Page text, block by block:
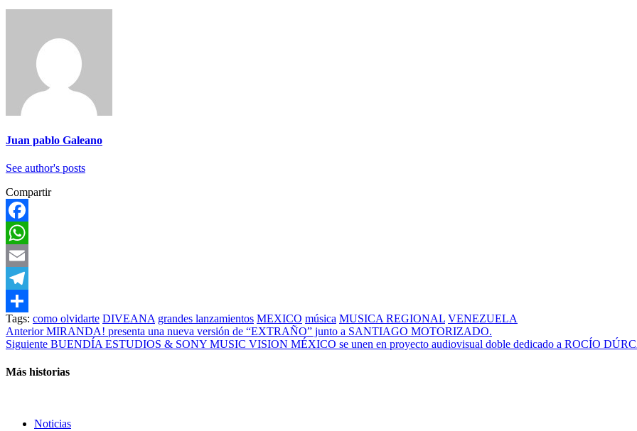
Juan pablo Galeano
See author's posts
Compartir
Facebook
WhatsApp
Email
Telegram
Compartir
Tags: como olvidarte DIVEANA grandes lanzamientos MEXICO música MUSICA REGIONAL VENEZUELA
Post
navigation
AnteriorMIRANDA! presenta una nueva versión de “EXTRAÑO” junto a SANTIAGO MOTORIZADO.
Siguiente BUENDÍA ESTUDIOS & SONY MUSIC VISION MÉXICO se unen en proyecto audiovisual doble dedicado a ROCÍO
Más historias
Noticias